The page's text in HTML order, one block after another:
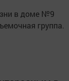
в доме №9
группа.